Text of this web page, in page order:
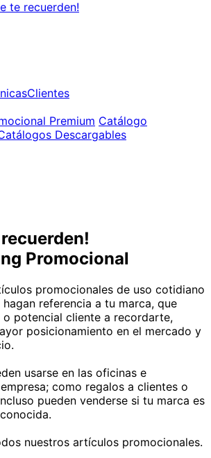
Clientes
Premium Catálogo
Descargables
Promocional
promocionales de uso cotidiano
referencia a tu marca, que
potencial cliente a recordarte,
posicionamiento en el mercado y
usarse en las oficinas e
como regalos a clientes o
pueden venderse si tu marca es
nuestros artículos promocionales.